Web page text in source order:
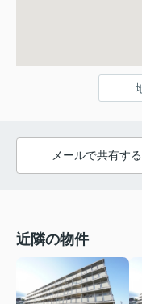
メールで共有する
近隣の物件